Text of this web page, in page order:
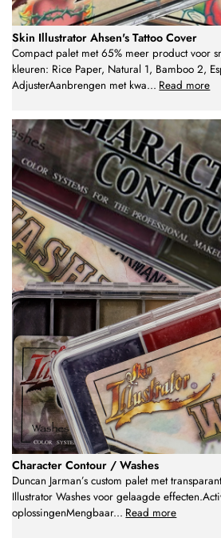
Skin Illustrator Ahsen's Tattoo Cover
Compact palet met 65% meer product voor
kleuren: Rice Paper, Natural 1, Bamboo 2,
AdjusterAanbrengen met kwa... Read more
Character Contour / Washes
Duncan Jarman’s custom palet met
Illustrator Washes voor gelaagde
oplossingenMengbaar... Read more